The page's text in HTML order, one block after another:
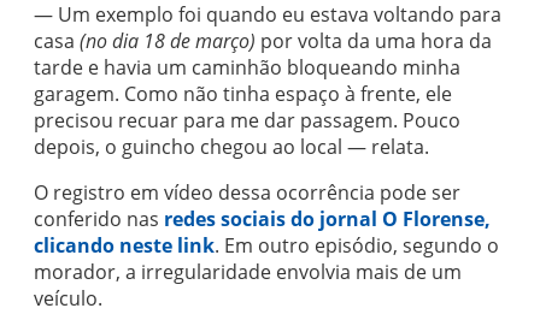
— Um exemplo foi quando eu estava voltando para
casa (no dia 18 de março) por volta da uma hora da
tarde e havia um caminhão bloqueando minha
garagem. Como não tinha espaço à frente, ele
precisou recuar para me dar passagem. Pouco
depois, o guincho chegou ao local — relata.
O registro em vídeo dessa ocorrência pode ser
conferido nas redes sociais do jornal O Florense,
clicando neste link. Em outro episódio, segundo o
morador, a irregularidade envolvia mais de um
veículo.